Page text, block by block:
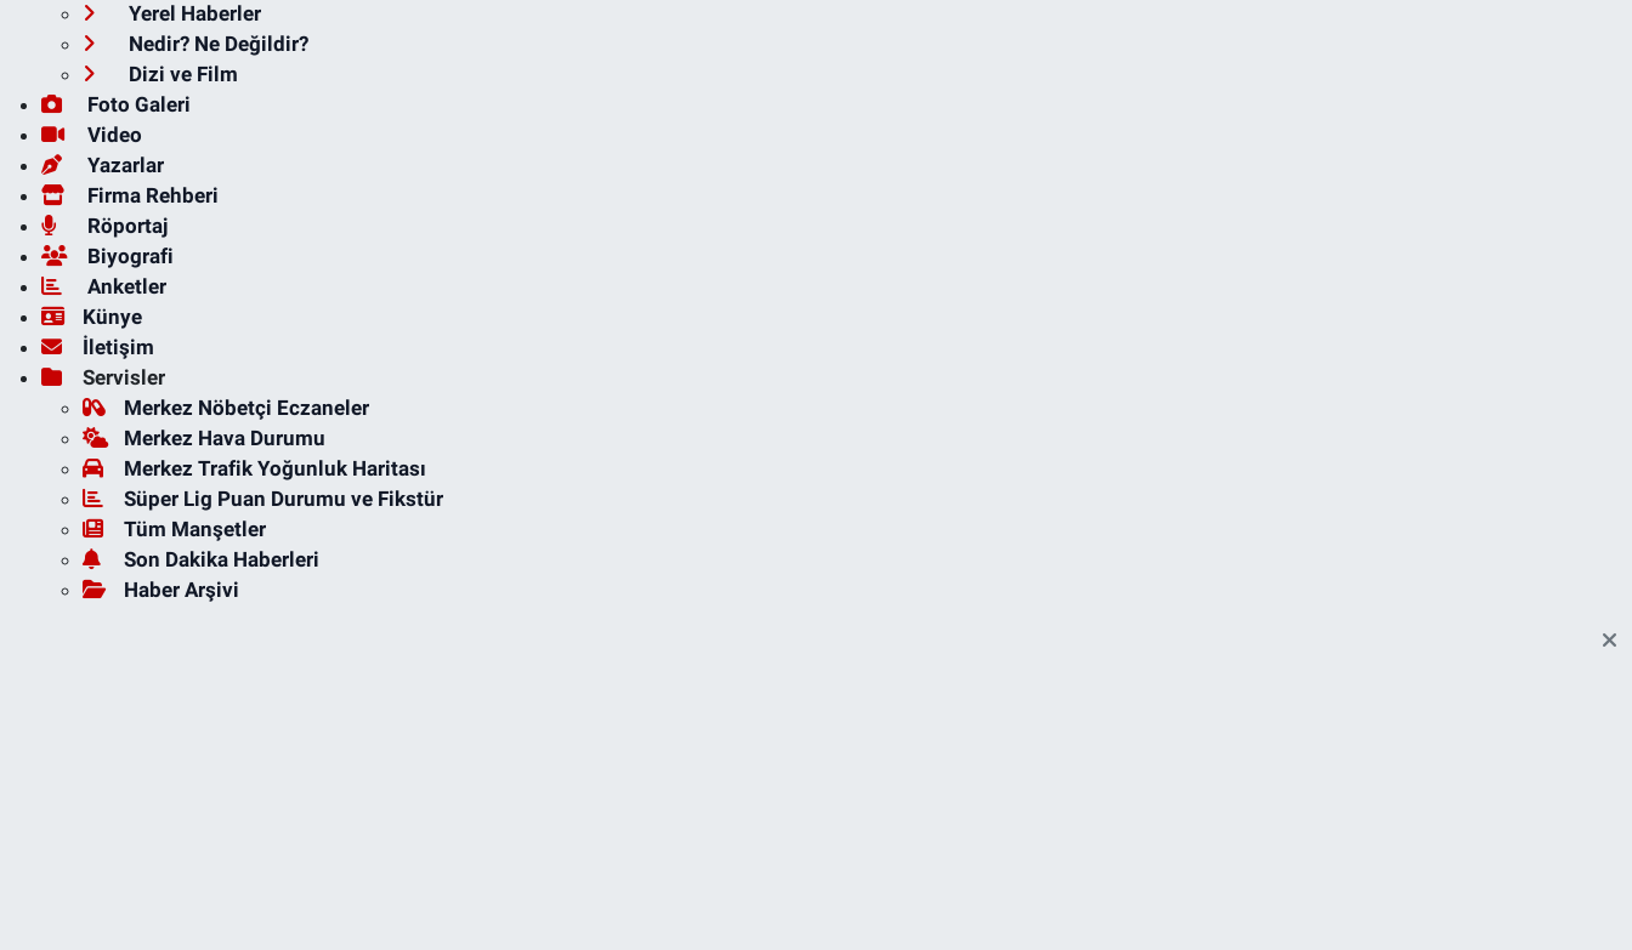
Yerel Haberler
Nedir? Ne Değildir?
Dizi ve Film
Foto Galeri
Video
Yazarlar
Firma Rehberi
Röportaj
Biyografi
Anketler
Künye
İletişim
Servisler
Merkez Nöbetçi Eczaneler
Merkez Hava Durumu
Merkez Trafik Yoğunluk Haritası
Süper Lig Puan Durumu ve Fikstür
Tüm Manşetler
Son Dakika Haberleri
Haber Arşivi